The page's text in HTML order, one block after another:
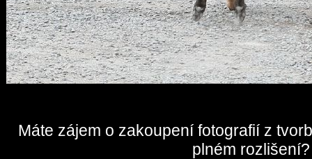
Máte zájem o zakoupení fotografií z
plném rozlišení?